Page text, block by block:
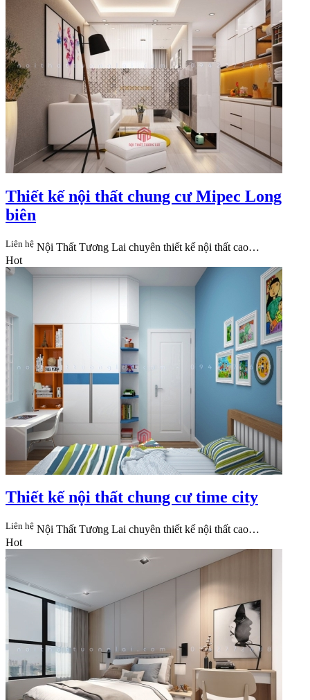
Thiết kế nội thất chung cư Mipec Long
biên
Liên hệ Nội Thất Tương Lai​ chuyên thiết kế nội thất cao…
Hot
Thiết kế nội thất chung cư time city
Liên hệ Nội Thất Tương Lai​ chuyên thiết kế nội thất cao…
Hot